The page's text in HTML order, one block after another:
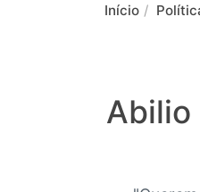
Início
Abilio